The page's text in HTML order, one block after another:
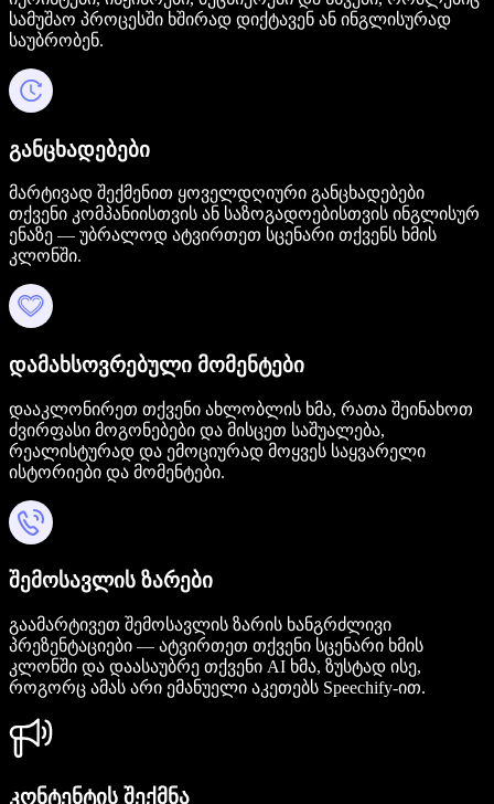
სამუშაო პროცესში ხშირად დიქტავენ ან ინგლისურად
საუბრობენ.
განცხადებები
მარტივად შექმენით ყოველდღიური განცხადებები
თქვენი კომპანიისთვის ან საზოგადოებისთვის ინგლისურ
ენაზე — უბრალოდ ატვირთეთ სცენარი თქვენს ხმის
კლონში.
დამახსოვრებული მომენტები
დააკლონირეთ თქვენი ახლობლის ხმა, რათა შეინახოთ
ძვირფასი მოგონებები და მისცეთ საშუალება,
რეალისტურად და ემოციურად მოყვეს საყვარელი
ისტორიები და მომენტები.
შემოსავლის ზარები
გაამარტივეთ შემოსავლის ზარის ხანგრძლივი
პრეზენტაციები — ატვირთეთ თქვენი სცენარი ხმის
კლონში და დაასაუბრე თქვენი AI ხმა, ზუსტად ისე,
როგორც ამას არი ემანუელი აკეთებს Speechify-ით.
კონტენტის შექმნა